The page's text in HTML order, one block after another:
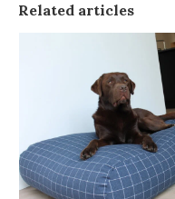
Related articles